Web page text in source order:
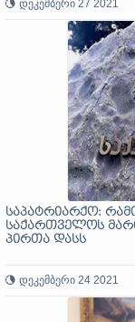
დეკემბერი 27 2021
საპატრიარქო:
საქართველოს
პირთა დასს
დეკემბერი 24 2021